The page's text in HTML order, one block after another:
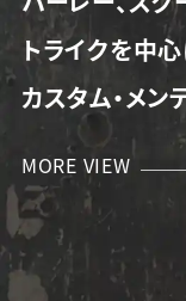
トライクを中心
カスタム・メン
MORE VIEW